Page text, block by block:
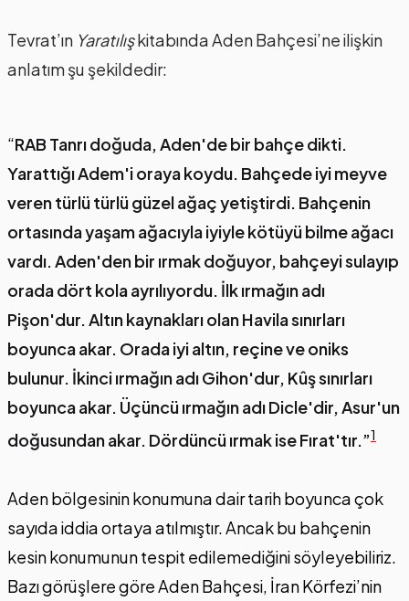
Tevrat’ın Yaratılışkitabında Aden Bahçesi’ne ilişkin
anlatım şu şekildedir:
“RAB Tanrı doğuda, Aden'de bir bahçe dikti.
Yarattığı Adem'i oraya koydu. Bahçede iyi meyve
veren türlü türlü güzel ağaç yetiştirdi. Bahçenin
ortasında yaşam ağacıyla iyiyle kötüyü bilme ağacı
vardı. Aden'den bir ırmak doğuyor, bahçeyi sulayıp
orada dört kola ayrılıyordu. İlk ırmağın adı
Pişon'dur. Altın kaynakları olan Havila sınırları
boyunca akar. Orada iyi altın, reçine ve oniks
bulunur. İkinci ırmağın adı Gihon'dur, Kûş sınırları
boyunca akar. Üçüncü ırmağın adı Dicle'dir, Asur'un
doğusundan akar. Dördüncü ırmak ise Fırat'tır.”1
Aden bölgesinin konumuna dair tarih boyunca çok
sayıda iddia ortaya atılmıştır. Ancak bu bahçenin
kesin konumunun tespit edilemediğini söyleyebiliriz.
Bazı görüşlere göre Aden Bahçesi, İran Körfezi’nin